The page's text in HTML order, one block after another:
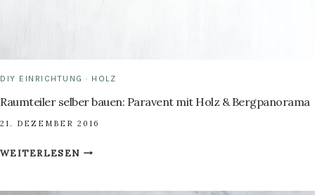
DIY EINRICHTUNG · HOLZ
Raumteiler selber bauen: Paravent mit Holz & Bergpanorama
21. DEZEMBER 2016
WEITERLESENRAUMTEILER